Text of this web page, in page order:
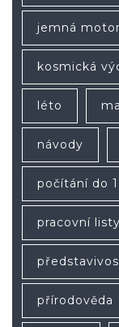
jemná
kosmická
léto
návody
počítání do
pracovní
přírodověda